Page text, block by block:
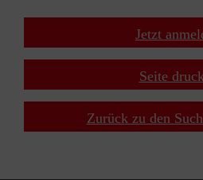
Jetzt
Seite
Zurück zu den